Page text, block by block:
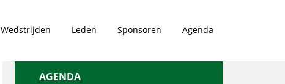
Wedstrijden Leden Sponsoren Agenda
AGENDA